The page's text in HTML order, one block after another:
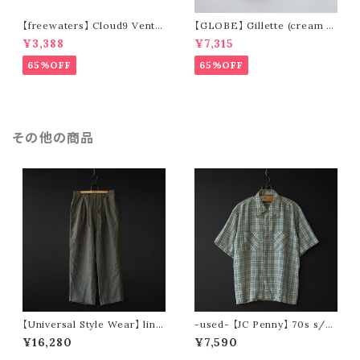
【freewaters】 Cloud9 Ventu
re - Lace Up (brown)
¥3,388
65%OFF
【GLOBE】 Gillette (cream /
pomegranate)
¥7,315
65%OFF
その他の商品
【Universal Style Wear】 line
n easy tuck pants (olive)
¥16,280
-used- 【JC Penny】 70s s/s
check shirt
¥7,590